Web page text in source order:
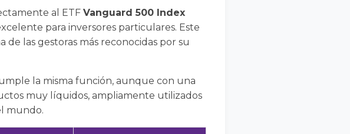
al ETF Vanguard 500 Index
para inversores particulares. Este
de las gestoras más reconocidas por su
la misma función, aunque con una
muy líquidos, ampliamente utilizados
mundo.